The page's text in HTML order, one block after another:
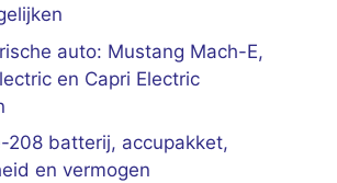
auto: Mustang Mach-E,
en Capri Electric
208 batterij, accupakket,
en vermogen